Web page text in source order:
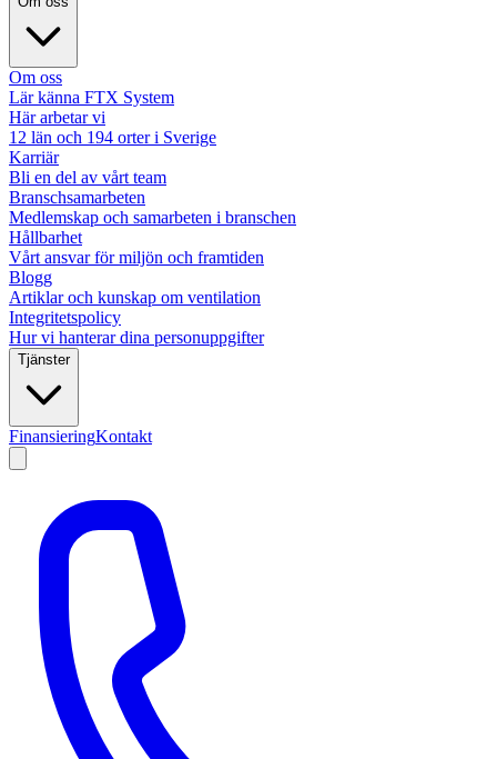
Om oss
Lär känna FTX System
Här arbetar vi
12 län och 194 orter i Sverige
Karriär
Bli en del av vårt team
Branschsamarbeten
Medlemskap och samarbeten i branschen
Hållbarhet
Vårt ansvar för miljön och framtiden
Blogg
Artiklar och kunskap om ventilation
Integritetspolicy
Hur vi hanterar dina personuppgifter
Tjänster
FinansieringKontakt